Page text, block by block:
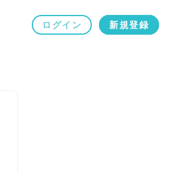
ログイン 新規登録